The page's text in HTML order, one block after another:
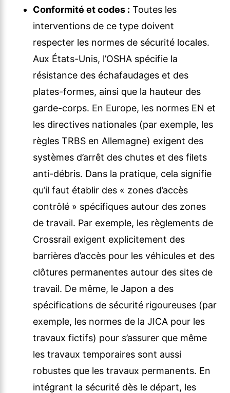
Conformité et codes : Toutes les
interventions de ce type doivent
respecter les normes de sécurité locales.
Aux États-Unis, l’OSHA spécifie la
résistance des échafaudages et des
plates-formes, ainsi que la hauteur des
garde-corps. En Europe, les normes EN et
les directives nationales (par exemple, les
règles TRBS en Allemagne) exigent des
systèmes d’arrêt des chutes et des filets
anti-débris. Dans la pratique, cela signifie
qu’il faut établir des « zones d’accès
contrôlé » spécifiques autour des zones
de travail. Par exemple, les règlements de
Crossrail exigent explicitement des
barrières d’accès pour les véhicules et des
clôtures permanentes autour des sites de
travail. De même, le Japon a des
spécifications de sécurité rigoureuses (par
exemple, les normes de la JICA pour les
travaux fictifs) pour s’assurer que même
les travaux temporaires sont aussi
robustes que les travaux permanents. En
intégrant la sécurité dès le départ, les